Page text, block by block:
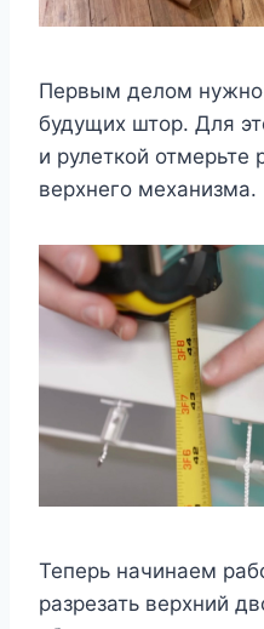
Первым делом нужно
будущих штор. Для
и рулеткой отмерьте
верхнего механизма.
Теперь начинаем
разрезать верхний